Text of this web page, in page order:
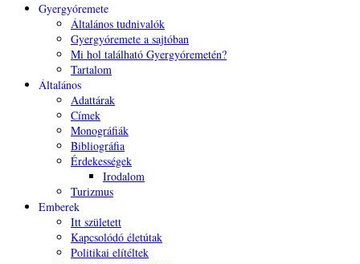
Gyergyóremete
Általános tudnivalók
Gyergyóremete a sajtóban
Mi hol található Gyergyóremetén?
Tartalom
Általános
Adattárak
Címek
Monográfiák
Bibliográfia
Érdekességek
Irodalom
Turizmus
Emberek
Itt született
Kapcsolódó életútak
Politikai elítéltek